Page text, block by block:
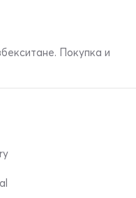
Покупка и